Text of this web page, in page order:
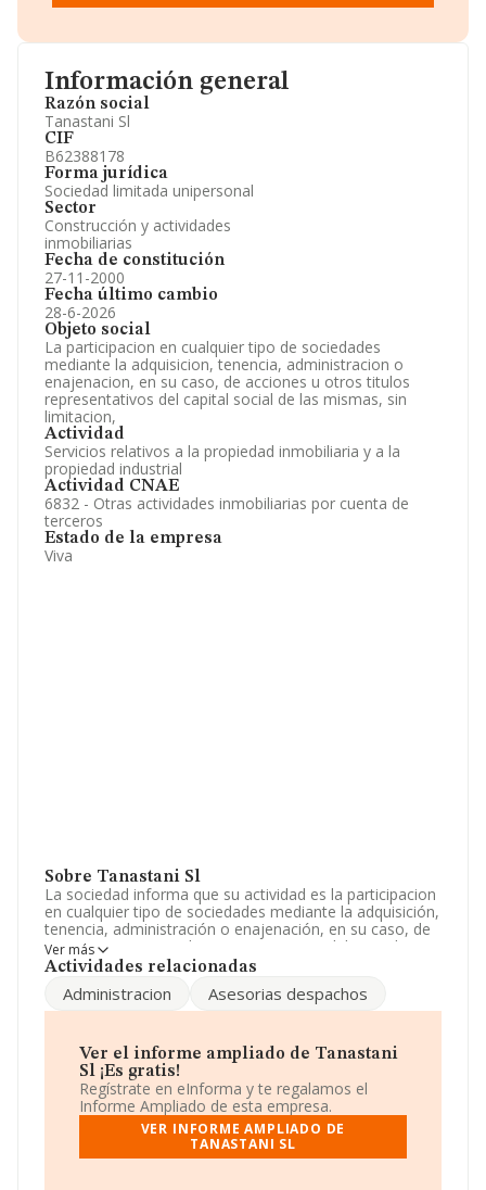
Información general
Razón social
Tanastani Sl
CIF
B62388178
Forma jurídica
Sociedad limitada unipersonal
Sector
Construcción y actividades
inmobiliarias
Fecha de constitución
27-11-2000
Fecha último cambio
28-6-2026
Objeto social
La participacion en cualquier tipo de sociedades
mediante la adquisicion, tenencia, administracion o
enajenacion, en su caso, de acciones u otros titulos
representativos del capital social de las mismas, sin
limitacion,
Actividad
Servicios relativos a la propiedad inmobiliaria y a la
propiedad industrial
Actividad CNAE
6832 - Otras actividades inmobiliarias por cuenta de
terceros
Estado de la empresa
Viva
Sobre Tanastani Sl
La sociedad informa que su actividad es la participacion
en cualquier tipo de sociedades mediante la adquisición,
tenencia, administración o enajenación, en su caso, de
acciones u otros titulos representativos del capital
social de las mismas, sin limitacion,. La empresa es una
administración de la propiedad inmobiliaria' con código
6832. No realiza actividad de importación y/o
Es posible ponerse en contacto con la empresa a través
del teléfono 932414038.
La empresaTanastani S.L, con NIF B62388178, tiene
su domicilio social establecido en Calle Mestre Nicolau
núm. 19 P. 5, (08021), en el municipio de Barcelona,
Ver más
Actividades relacionadas
Administracion Asesorias despachos
Ver el informe ampliado de Tanastani
Sl ¡Es gratis!
Regístrate en eInforma y te regalamos el
Informe Ampliado de esta empresa.
VER INFORME AMPLIADO DE
TANASTANI SL
Participaciones y Vinculaciones en otras empresas.
Información oficial y registral complementaria.